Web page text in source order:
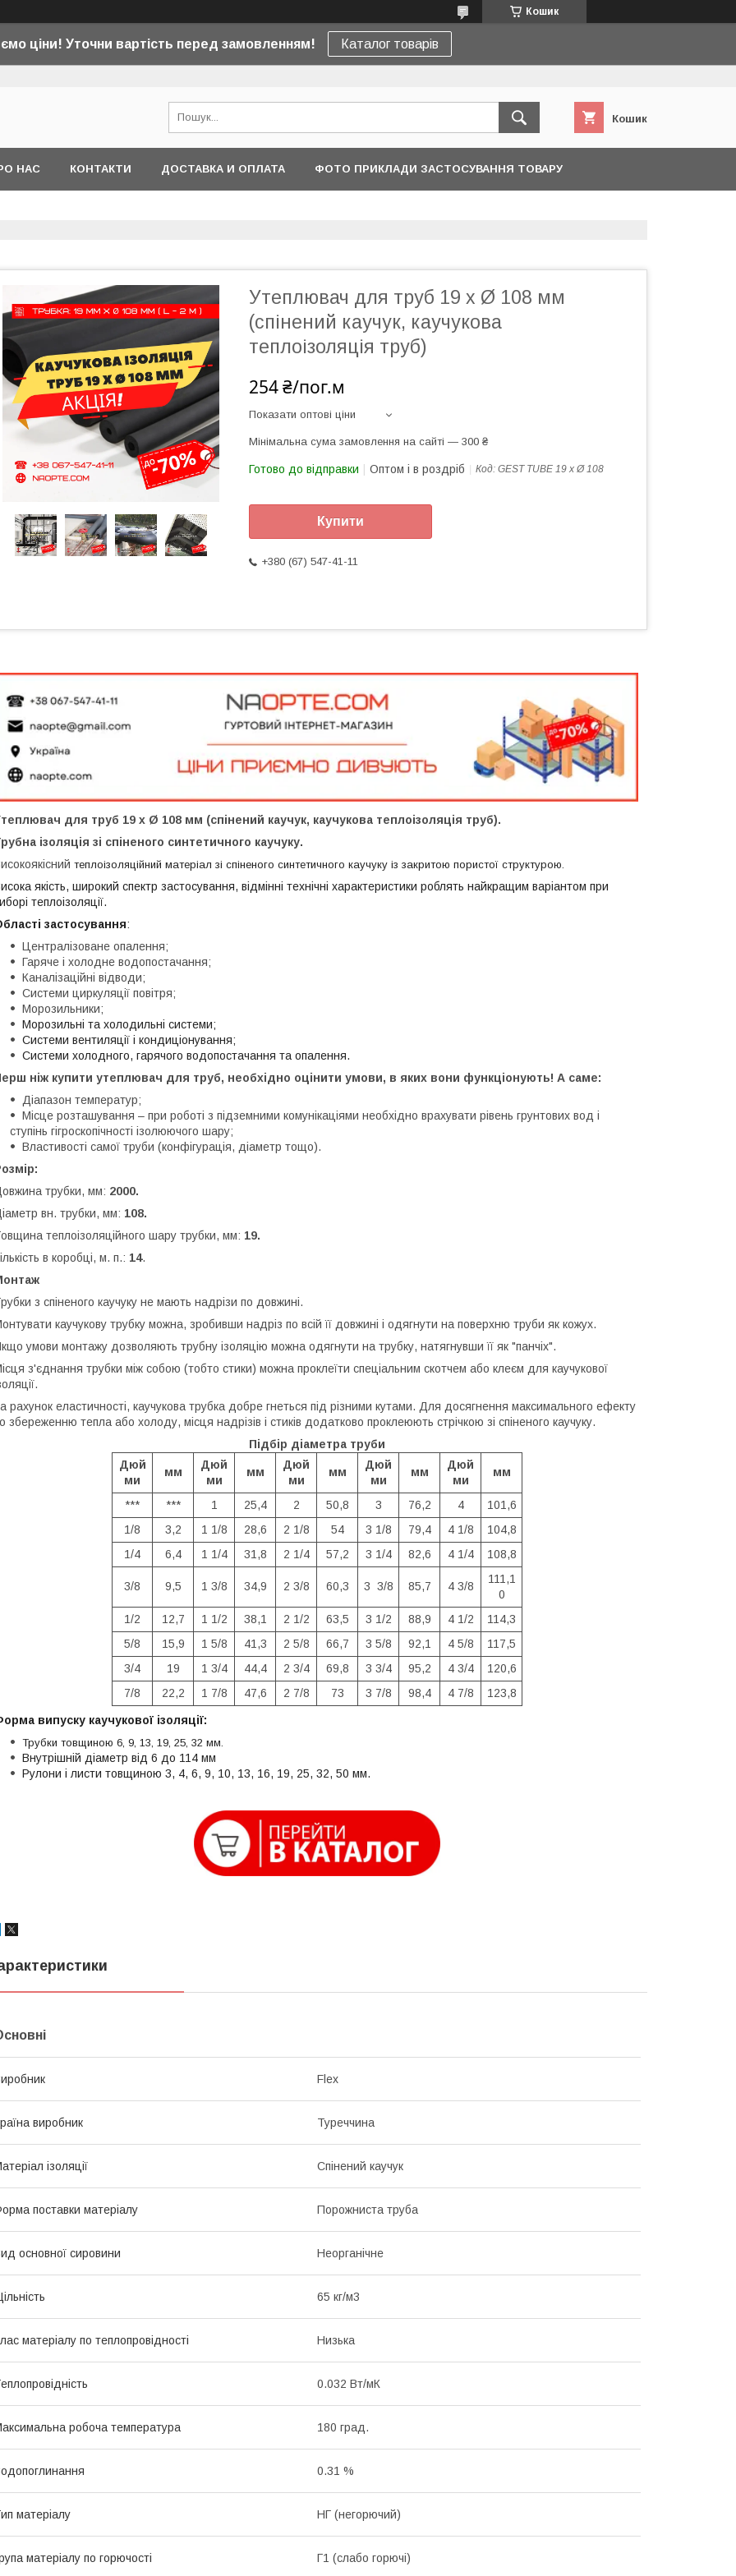
Кошик
ціни! Уточни вартість перед замовленням! Каталог товарів
Кошик
НАС КОНТАКТИ ДОСТАВКА И ОПЛАТА ФОТО ПРИКЛАДИ ЗАСТОСУВАННЯ ТОВАРУ
Утеплювач для труб 19 х Ø 108 мм
(спінений каучук, каучукова
теплоізоляція труб)
254 ₴/пог.м
Показати оптові ціни
Мінімальна сума замовлення на сайті — 300 ₴
Готово до відправки Оптом і в роздріб Код: GEST TUBE 19 х Ø 108
Купити
+380 (67) 547-41-11
для труб 19 х Ø 108 мм (спінений каучук, каучукова теплоізоляція труб).
ізоляція зі спіненого синтетичного каучуку.
теплоізоляційний матеріал зі спіненого синтетичного каучуку із закритою пористої структурою.
якість, широкий спектр застосування, відмінні технічні характеристики роблять найкращим варіантом при
теплоізоляції.
застосування:
Централізоване опалення;
Гаряче і холодне водопостачання;
Каналізаційні відводи;
Системи циркуляції повітря;
Морозильники;
Морозильні та холодильні системи;
Системи вентиляції і кондиціонування;
Системи холодного, гарячого водопостачання та опалення.
ніж купити утеплювач для труб, необхідно оцінити умови, в яких вони функціонують! А саме:
Діапазон температур;
Місце розташування – при роботі з підземними комунікаціями необхідно врахувати рівень грунтових вод і
ступінь гігроскопічності ізолюючого шару;
Властивості самої труби (конфігурація, діаметр тощо).
трубки, мм: 2000.
вн. трубки, мм: 108.
теплоізоляційного шару трубки, мм: 19.
в коробці, м. п.: 14.
з спіненого каучуку не мають надрізи по довжині.
каучукову трубку можна, зробивши надріз по всій її довжині і одягнути на поверхню труби як кожух.
умови монтажу дозволяють трубну ізоляцію можна одягнути на трубку, натягнувши її як "панчіх".
з'єднання трубки між собою (тобто стики) можна проклеїти спеціальним скотчем або клеєм для каучукової
рахунок еластичності, каучукова трубка добре гнеться під різними кутами. Для досягнення максимального ефекту
збереженню тепла або холоду, місця надрізів і стиків додатково проклеюють стрічкою зі спіненого каучуку.
Підбір діаметра труби
Дюй
ми
мм
Дюй
ми
мм
Дюй
ми
мм
Дюй
ми
мм
Дюй
ми
мм
*** *** 1 25,4 2 50,8 3 76,2 4
101,6
1/8
3,2 1 1/8 28,6 2 1/8 54 3 1/8 79,4 4 1/8
104,8
1/4
6,4 1 1/4 31,8 2 1/4 57,2 3 1/4 82,6 4 1/4 108,8
3/8 9,5 1 3/8 34,9 2 3/8 60,3 3 3/8 85,7 4 3/8
111,1
0
1/2
12,7 1 1/2 38,1 2 1/2 63,5 3 1/2 88,9 4 1/2
114,3
5/8
15,9 1 5/8 41,3 2 5/8 66,7 3 5/8 92,1 4 5/8
117,5
3/4
19 1 3/4 44,4 2 3/4 69,8 3 3/4 95,2 4 3/4
120,6
7/8
22,2 1 7/8 47,6 2 7/8 73 3 7/8 98,4 4 7/8 123,8
випуску каучукової ізоляції:
Трубки товщиною 6, 9, 13, 19, 25, 32 мм.
Внутрішній діаметр від 6 до 114 мм
Рулони і листи товщиною 3, 4, 6, 9, 10, 13, 16, 19, 25, 32, 50 мм.
Flex
виробник Туреччина
ізоляції Спінений каучук
поставки матеріалу Порожниста труба
основної сировини Неорганічне
65 кг/м3
матеріалу по теплопровідності Низька
0.032 Вт/мК
робоча температура 180 град.
0.31 %
матеріалу НГ (негорючий)
матеріалу по горючості Г1 (слабо горючі)